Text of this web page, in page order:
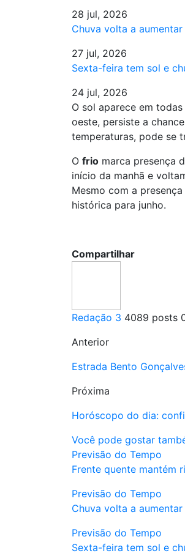
28 jul, 2026
Chuva volta a
27 jul, 2026
Sexta-feira tem sol e
24 jul, 2026
O sol aparece em
oeste, persiste a
temperaturas, pode se
O frio marca presença
início da manhã e
Mesmo com a
histórica para junho.
Compartilhar
Redação 3 4089 posts
Anterior
Estrada Bento
Próxima
Horóscopo do dia:
Você pode gostar
Previsão do Tempo
Frente quente mantém
Previsão do Tempo
Chuva volta a
Previsão do Tempo
Sexta-feira tem sol e